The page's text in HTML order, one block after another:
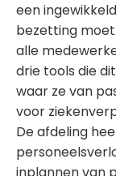
een
bezetting
alle
drie tools die
waar ze van
voor
De afdeling